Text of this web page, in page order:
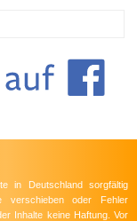
in Deutschland sorgfältig
verschieben oder Fehler
Inhalte keine Haftung. Vor